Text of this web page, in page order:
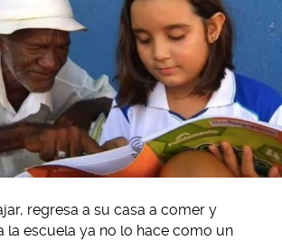
regresa a su casa a comer y
la escuela ya no lo hace como un